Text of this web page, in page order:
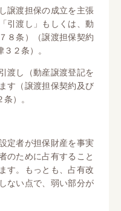
譲渡担保の成立を主張
引渡し」もしくは、動
８条）（譲渡担保契約
２条）。
渡し（動産譲渡登記を
す（譲渡担保契約及び
）。
定者が担保財産を事実
のために占有すること
す。もっとも、占有改
ない点で、弱い部分が